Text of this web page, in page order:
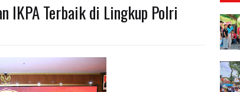
IKPA Terbaik di Lingkup Polri